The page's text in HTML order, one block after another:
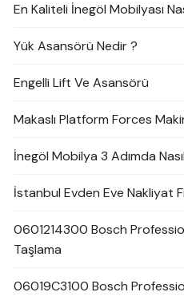
En Kaliteli İnegöl Mobilyası
Yük Asansörü Nedir ?
Engelli Lift Ve Asansörü
Makaslı Platform Forces
İnegöl Mobilya 3 Adımda
İstanbul Evden Eve Nakliyat
0601214300 Bosch
Taşlama
06019C3100 Bosch